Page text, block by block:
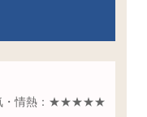
・情熱：★★★★★